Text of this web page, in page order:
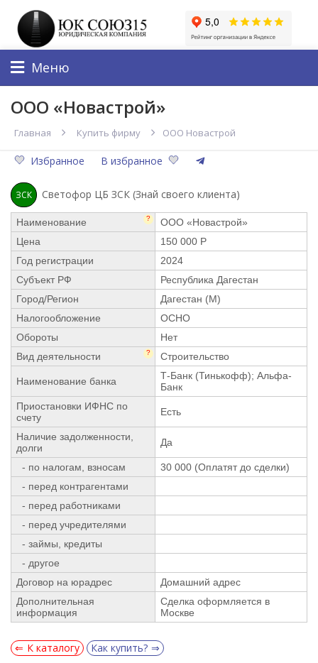
Меню
ООО «Новастрой»
Главная Купить фирму ООО Новастрой
Избранное В избранное
ЗСК Светофор ЦБ ЗСК (Знай своего клиента)
Наименование ?
ООО «Новастрой»
Цена
150 000 Р
Год регистрации
2024
Субъект РФ
Республика Дагестан
Город/Регион
Дагестан (М)
Налогообложение
ОСНО
Обороты
Нет
Вид деятельности
? Строительство
Наименование банка
Т-Банк (Тинькофф); Альфа-
Банк
Приостановки ИФНС по
счету
Есть
Наличие задолженности,
долги
Да
- по налогам, взносам
30 000 (Оплатят до сделки)
- перед контрагентами
- перед работниками
- перед учредителями
- займы, кредиты
- другое
Договор на юрадрес
Домашний адрес
Дополнительная
информация
Сделка оформляется в
Москве
К каталогу Как купить?